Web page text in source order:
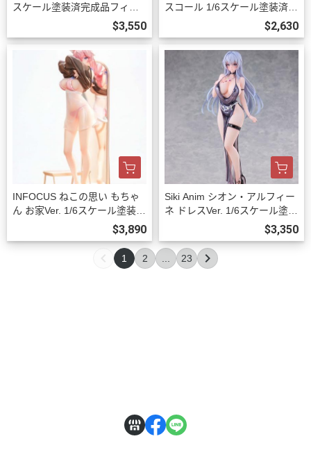
スケール塗装済完成品フィギ
ュア 豪華版 預購27年03月100
9
$3,550
スコール 1/6スケール塗装済完
成品フィギュア 初回限定版 預
購26年12月1002
$2,630
INFOCUS ねこの思い もちゃ
ん お家Ver. 1/6スケール塗装済
み完成品フィギュア 預購27年
03月0930
$3,890
Siki Anim シオン・アルフィー
ネ ドレスVer. 1/6スケール塗装
済完成品フィギュア 豪華版 預
購27年03月0930
$3,350
1 2 ... 23